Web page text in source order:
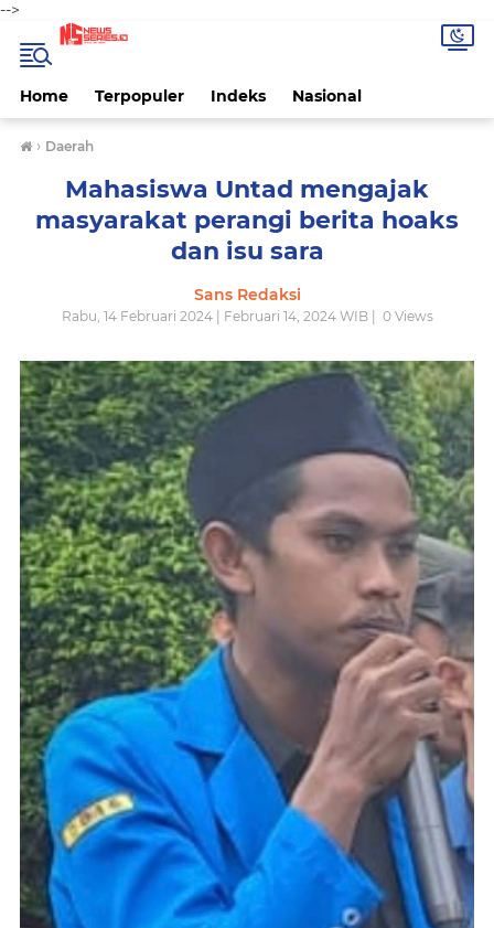
-->
Home Terpopuler Indeks Nasional
› Daerah
Mahasiswa Untad mengajak
masyarakat perangi berita hoaks
dan isu sara
Sans Redaksi
Rabu, 14 Februari 2024 | Februari 14, 2024 WIB | 0Views